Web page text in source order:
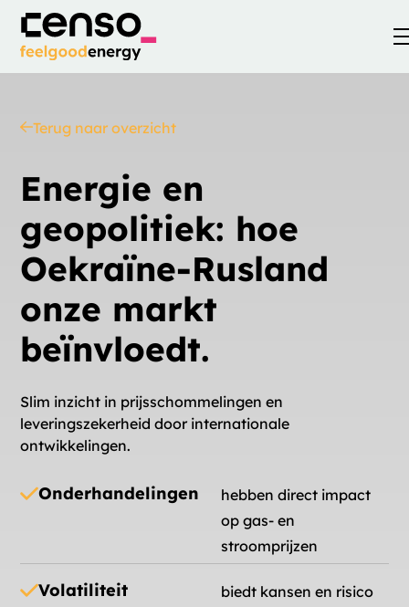
Terug naar overzicht
Energie en
geopolitiek: hoe
Oekraïne-Rusland
onze markt
beïnvloedt.
Slim inzicht in prijsschommelingen en
leveringszekerheid door internationale
ontwikkelingen.
Onderhandelingen
hebben direct impact
op gas- en
stroomprijzen
Volatiliteit
biedt kansen en risico